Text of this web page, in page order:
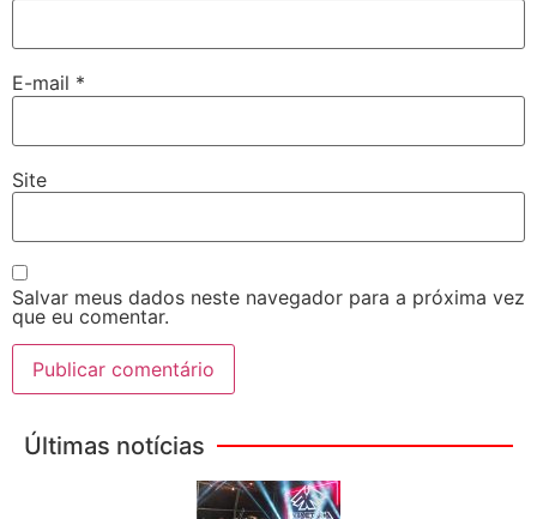
E-mail *
Site
Salvar meus dados neste navegador para a próxima vez
que eu comentar.
Últimas notícias